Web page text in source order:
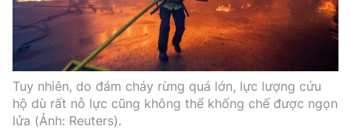
Tuy nhiên, do đám cháy rừng quá lớn, lực lượng cứu
hộ dù rất nỗ lực cũng không thể khống chế được ngọn
lửa (Ảnh: Reuters).